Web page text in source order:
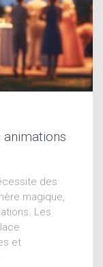
animations
des
magique,
Les
et